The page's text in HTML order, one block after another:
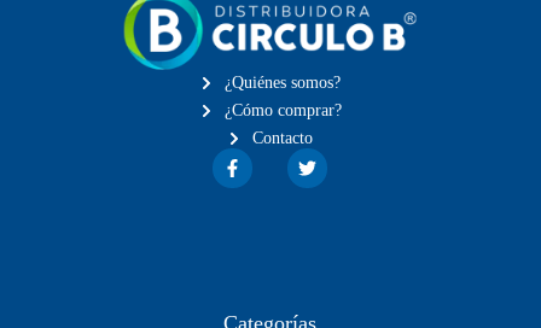
¿Quiénes somos?
¿Cómo comprar?
Contacto